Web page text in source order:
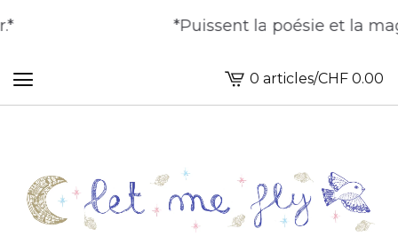
*Puissent la poésie et la
Voir
le
0 articles/CHF 0.00